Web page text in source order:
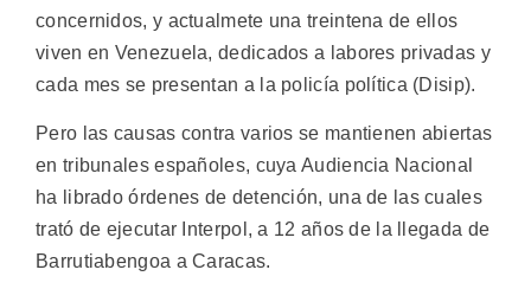
concernidos, y actualmete una treintena de ellos
viven en Venezuela, dedicados a labores privadas y
cada mes se presentan a la policía política (Disip).
Pero las causas contra varios se mantienen abiertas
en tribunales españoles, cuya Audiencia Nacional
ha librado órdenes de detención, una de las cuales
trató de ejecutar Interpol, a 12 años de la llegada de
Barrutiabengoa a Caracas.